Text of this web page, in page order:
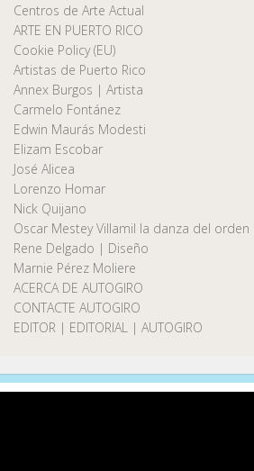
Centros de Arte Actual
ARTE EN PUERTO RICO
Cookie Policy (EU)
Artistas de Puerto Rico
Annex Burgos | Artista
Carmelo Fontánez
Edwin Maurás Modesti
Elizam Escobar
José Alicea
Lorenzo Homar
Nick Quijano
Oscar Mestey Villamil la danza del orden
Rene Delgado | Diseño
Marnie Pérez Moliere
ACERCA DE AUTOGIRO
CONTACTE AUTOGIRO
EDITOR | EDITORIAL | AUTOGIRO